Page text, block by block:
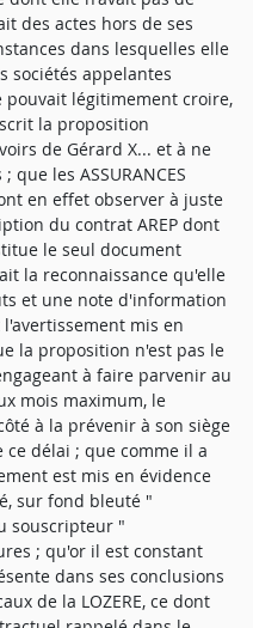
des actes hors de ses
dans lesquelles elle
sociétés appelantes
légitimement croire,
la proposition
de Gérard X... et à ne
les ASSURANCES
font en effet observer à juste
du contrat AREP dont
le seul document
la reconnaissance qu'elle
et une note d'information
mis en
la proposition n'est pas le
à faire parvenir au
mois maximum, le
à la prévenir à son siège
délai ; que comme il a
est mis en évidence
sur fond bleuté "
souscripteur "
; qu'or il est constant
dans ses conclusions
de la LOZERE, ce dont